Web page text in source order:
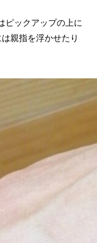
ピックアップの上に
親指を浮かせたり